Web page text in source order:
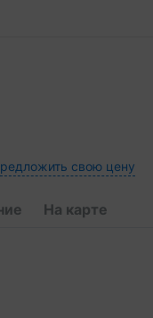
свою цену
На карте